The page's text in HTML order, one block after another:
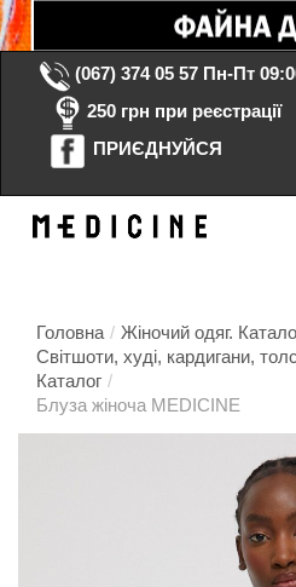
(067) 374 05 57 Пн-Пт
250 грн при реєстрації
ПРИЄДНУЙСЯ
Головна
Головна / Жіночий одяг.
Світшоти, худі, кардигани,
Каталог /
Блуза жіноча MEDICINE